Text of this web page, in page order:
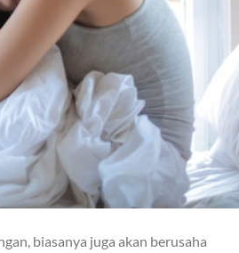
biasanya juga akan berusaha